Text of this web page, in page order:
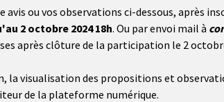
avis ou vos observations ci-dessous, après
2 octobre 2024 18h. Ou par envoi mail à
après clôture de la participation le 2
visualisation des propositions et
de la plateforme numérique.